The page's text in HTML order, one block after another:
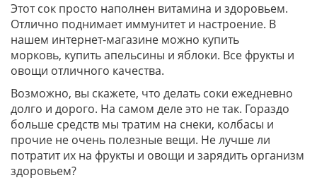
Этот сок просто наполнен витамина и здоровьем.
Отлично поднимает иммунитет и настроение. В
нашем интернет-магазине можно купить
морковь, купить апельсины и яблоки. Все фрукты и
овощи отличного качества.
Возможно, вы скажете, что делать соки ежедневно
долго и дорого. На самом деле это не так. Гораздо
больше средств мы тратим на снеки, колбасы и
прочие не очень полезные вещи. Не лучше ли
потратит их на фрукты и овощи и зарядить организм
здоровьем?